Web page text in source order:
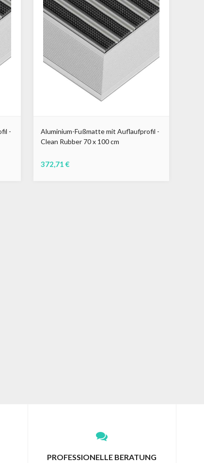
-
Aluminium-Fußmatte mit Auflaufprofil -
Clean Rubber 70 x 100 cm
372,71 €
PROFESSIONELLE BERATUNG